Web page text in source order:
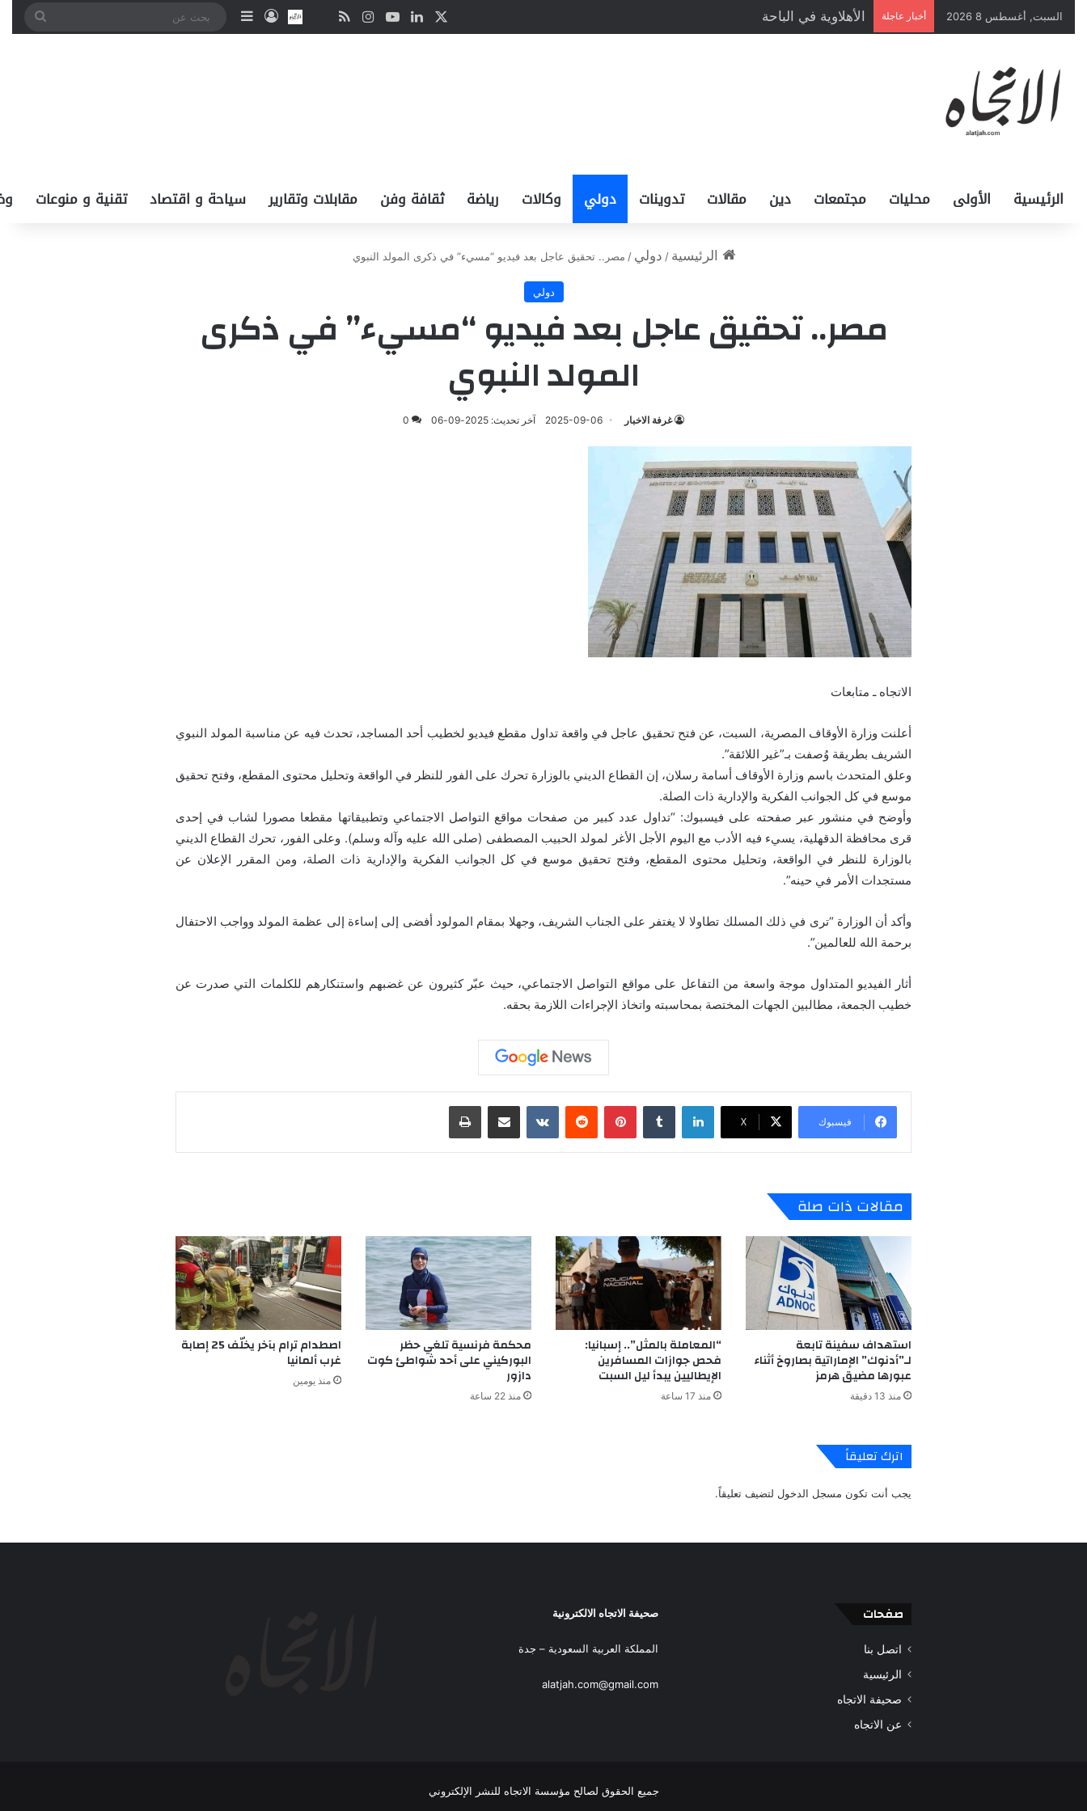
السبت, أغسطس 8 2026 أخبار عاجلة الأهلاوية في الباحة لينكدإن‫YouTubeانستقرامملخص الموقع RSS
نبض اتصل بــنـاتسجيل الدخول
إضافة عمود جانبي
الرئيسية الأولى محليات مجتمعات دين مقالات تدوينات دولي وكالات رياضة ثقافة وفن مقابلات وتقارير سياحة و اقتصاد تقنية و منوعات
الرئيسية / دولي / مصر.. تحقيق عاجل بعد فيديو “مسيء” في ذكرى المولد النبوي
دولي
مصر.. تحقيق عاجل بعد فيديو “مسيء” في ذكرى
المولد النبوي
غرفة الاخبار 2025-09-06 آخر تحديث: 2025-09-06 0
الاتجاه ـ متابعات
أعلنت وزارة الأوقاف المصرية، السبت، عن فتح تحقيق عاجل في واقعة تداول مقطع فيديو لخطيب أحد المساجد، تحدث فيه عن مناسبة المولد النبوي
الشريف بطريقة وُصفت بـ”غير اللائقة”.
وعلق المتحدث باسم وزارة الأوقاف أسامة رسلان، إن القطاع الديني بالوزارة تحرك على الفور للنظر في الواقعة وتحليل محتوى المقطع، وفتح تحقيق
موسع في كل الجوانب الفكرية والإدارية ذات الصلة.
وأوضح في منشور عبر صفحته على فيسبوك: “تداول عدد كبير من صفحات مواقع التواصل الاجتماعي وتطبيقاتها مقطعا مصورا لشاب في إحدى
قرى محافظة الدقهلية، يسيء فيه الأدب مع اليوم الأجل الأغر لمولد الحبيب المصطفى (صلى الله عليه وآله وسلم). وعلى الفور، تحرك القطاع الديني
بالوزارة للنظر في الواقعة، وتحليل محتوى المقطع، وفتح تحقيق موسع في كل الجوانب الفكرية والإدارية ذات الصلة، ومن المقرر الإعلان عن
مستجدات الأمر في حينه”.
وأكد أن الوزارة “ترى في ذلك المسلك تطاولا لا يغتفر على الجناب الشريف، وجهلا بمقام المولود أفضى إلى إساءة إلى عظمة المولد وواجب الاحتفال
برحمة الله للعالمين”.
أثار الفيديو المتداول موجة واسعة من التفاعل على مواقع التواصل الاجتماعي، حيث عبّر كثيرون عن غضبهم واستنكارهم للكلمات التي صدرت عن
خطيب الجمعة، مطالبين الجهات المختصة بمحاسبته واتخاذ الإجراءات اللازمة بحقه.
فيسبوك ‫X
لينكدإن ‏Tumblr بينتيريست ‏Reddit
‏VKontakte مشاركة عبر البريد طباعة
مقالات ذات صلة
استهداف سفينة تابعة
لـ”أدنوك” الإماراتية بصاروخ أثناء
عبورها مضيق هرمز
منذ 13 دقيقة
“المعاملة بالمثل”.. إسبانيا:
فحص جوازات المسافرين
الإيطاليين يبدأ ليل السبت
منذ 17 ساعة
محكمة فرنسية تلغي حظر
البوركيني على أحد شواطئ كوت
دازور
منذ 22 ساعة
اصطدام ترام بآخر يخلّف 25 إصابة
غرب ألمانيا
منذ يومين
اترك تعليقاً
يجب أنت تكون مسجل الدخول لتضيف تعليقاً.
صفحات
اتصل بنا
الرئيسية
صحيفة الاتجاه
عن الاتجاه
صحيفة الاتجاه الالكترونية
المملكة العربية السعودية – جدة
alatjah.com@gmail.com
جميع الحقوق لصالح مؤسسة الاتجاه للنشر الإلكتروني